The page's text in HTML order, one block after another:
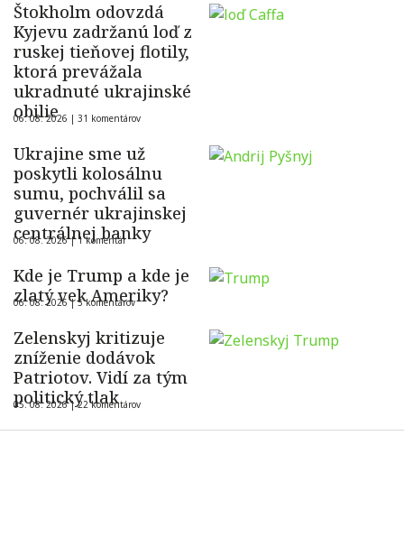
Štokholm odovzdá
Kyjevu zadržanú loď z
ruskej tieňovej flotily,
ktorá prevážala
ukradnuté ukrajinské
obilie
06. 08. 2026 | 31 komentárov
Ukrajine sme už
poskytli kolosálnu
sumu, pochválil sa
guvernér ukrajinskej
centrálnej banky
06. 08. 2026 |1 komentár
Kde je Trump a kde je
zlatý vek Ameriky?
06. 08. 2026 |5 komentárov
Zelenskyj kritizuje
zníženie dodávok
Patriotov. Vidí za tým
politický tlak
05. 08. 2026 |22 komentárov